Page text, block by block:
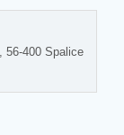
56-400 Spalice